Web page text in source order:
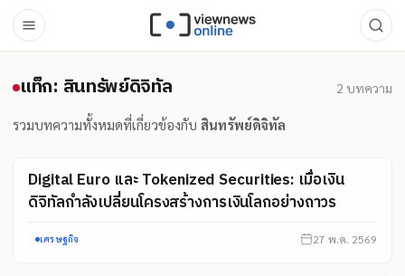
แท็ก: สินทรัพย์ดิจิทัล
แท็ก: สินทรัพย์ดิจิทัล 2 บทความ
รวมบทความทั้งหมดที่เกี่ยวข้องกับ สินทรัพย์ดิจิทัล
Digital Euro และ Tokenized Securities: เมื่อเงิน
ดิจิทัลกำลังเปลี่ยนโครงสร้างการเงินโลกอย่างถาวร
เศรษฐกิจ 27 พ.ค. 2569